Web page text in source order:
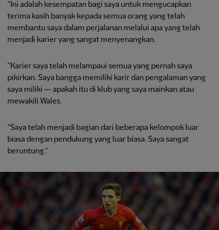
“Ini adalah kesempatan bagi saya untuk mengucapkan
terima kasih banyak kepada semua orang yang telah
membantu saya dalam perjalanan melalui apa yang telah
menjadi karier yang sangat menyenangkan.
“Karier saya telah melampaui semua yang pernah saya
pikirkan. Saya bangga memiliki karir dan pengalaman yang
saya miliki — apakah itu di klub yang saya mainkan atau
mewakili Wales.
“Saya telah menjadi bagian dari beberapa kelompok luar
biasa dengan pendukung yang luar biasa. Saya sangat
beruntung.”